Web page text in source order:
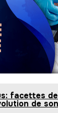
facettes
de